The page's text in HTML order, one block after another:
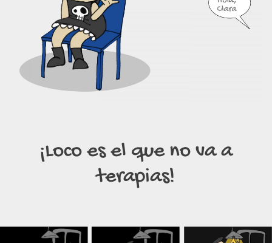
¡Loco es el que no va a
terapias!